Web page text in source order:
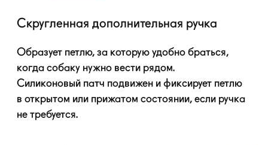
Скругленная дополнительная ручка
Образует петлю, за которую удобно браться,
когда собаку нужно вести рядом.
Силиконовый патч подвижен и фиксирует петлю
в открытом или прижатом состоянии, если ручка
не требуется.